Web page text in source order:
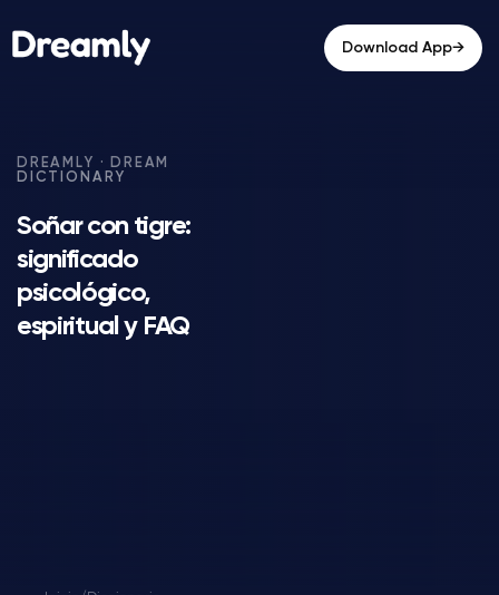
Download App→
Soñar con tigre:
significado
psicológico,
espiritual y FAQ